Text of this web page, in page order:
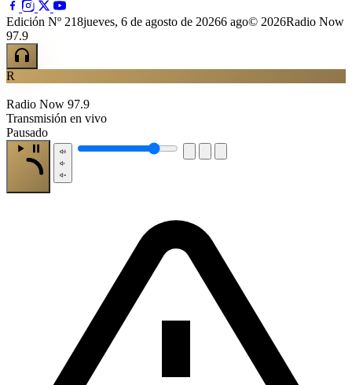
Edición Nº 218jueves, 6 de agosto de 20266 ago© 2026Radio Now
97.9
R
Radio Now 97.9
Transmisión en vivo
Pausado